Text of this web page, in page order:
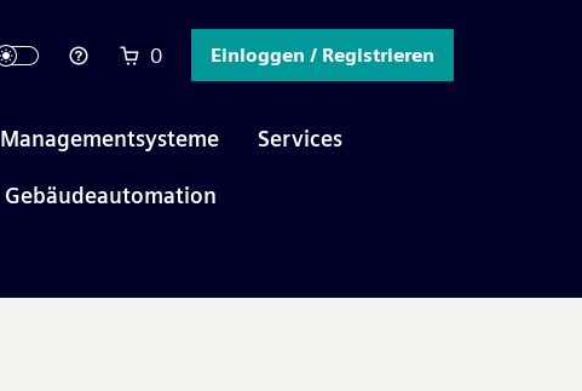
0 Einloggen / Registrieren
Managementsysteme Services
Gebäudeautomation